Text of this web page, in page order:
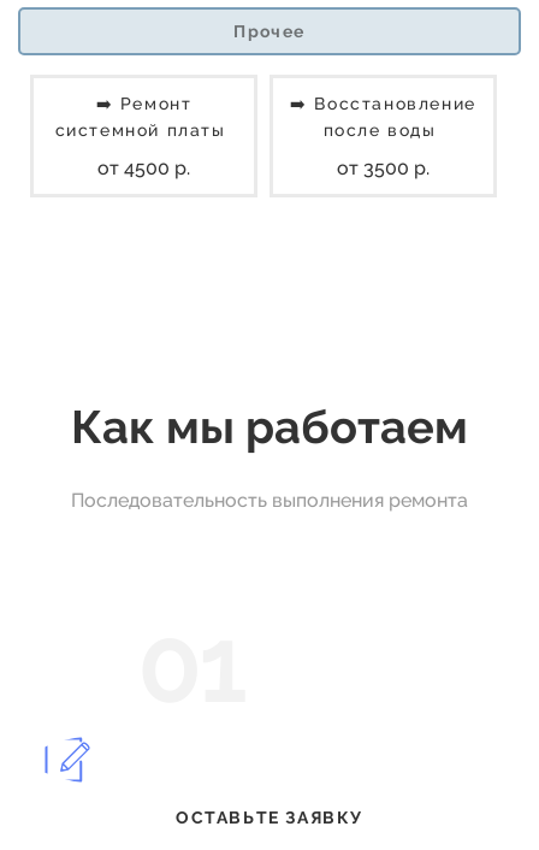
Прочее
➡️ Ремонт
системной платы
от 4500 р.
➡️ Восстановление
после воды
от 3500 р.
Как мы работаем
Последовательность выполнения ремонта
ОСТАВЬТЕ ЗАЯВКУ